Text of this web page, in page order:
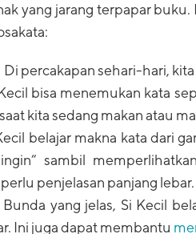
yang jarang terpapar buku.
Di percakapan sehari-hari,
bisa menemukan kata
kita sedang makan atau
belajar makna kata dari
sambil
penjelasan panjang lebar.
yang jelas, Si Kecil
Ini juga dapat membantu